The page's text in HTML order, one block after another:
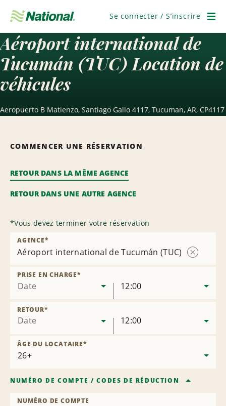
navigation
Se connecter / S’inscrire
Aéroport international de
Tucumán (TUC) Location de
véhicules
Aeropuerto B Matienzo, Santiago Gallo 4117, Tucuman, AR, CP4117
COMMENCER UNE RÉSERVATION
RETOUR DANS LA MÊME AGENCE
RETOUR DANS UNE AUTRE AGENCE
*Vous devez terminer votre réservation
Aéroport international de Tucumán (TUC)
AGENCE*
Date
PRISE EN CHARGE*
12:00
Date
RETOUR*
12:00
ÂGE DU LOCATAIRE*
NUMÉRO DE COMPTE /CODES DE RÉDUCTION
NUMÉRO DE COMPTE